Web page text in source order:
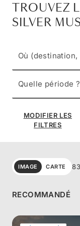
TROUVEZ
SILVER
Où
Quelle période ?
MODIFIER LES
FILTRES
IMAGE CARTE